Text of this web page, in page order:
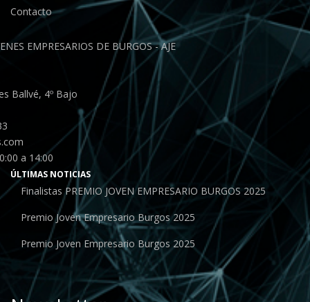
Contacto
EMPRESARIOS DE BURGOS - AJE
Ballvé, 4º Bajo
a 14:00
ÚLTIMAS NOTICIAS
Finalistas PREMIO JOVEN EMPRESARIO BURGOS 2025
Premio Joven Empresario Burgos 2025
Premio Joven Empresario Burgos 2025